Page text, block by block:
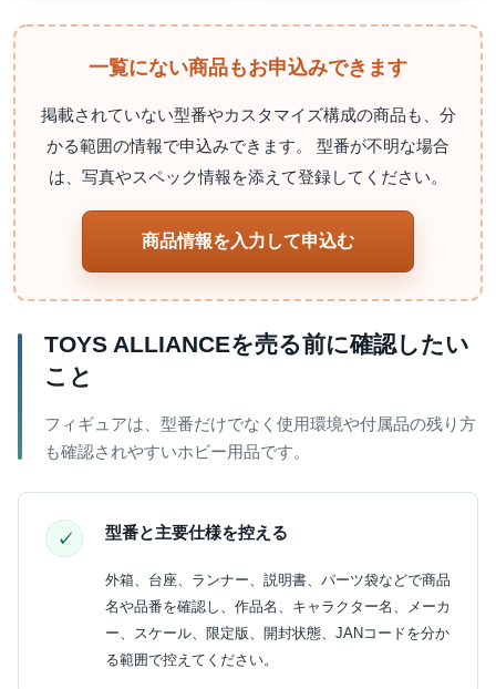
一覧にない商品もお申込みできます
掲載されていない型番やカスタマイズ構成の商品も、分
かる範囲の情報で申込みできます。 型番が不明な場合
は、写真やスペック情報を添えて登録してください。
商品情報を入力して申込む
TOYS ALLIANCEを売る前に確認したい
こと
フィギュアは、型番だけでなく使用環境や付属品の残り方
も確認されやすいホビー用品です。
型番と主要仕様を控える
外箱、台座、ランナー、説明書、パーツ袋などで商品
名や品番を確認し、作品名、キャラクター名、メーカ
ー、スケール、限定版、開封状態、JANコードを分か
る範囲で控えてください。